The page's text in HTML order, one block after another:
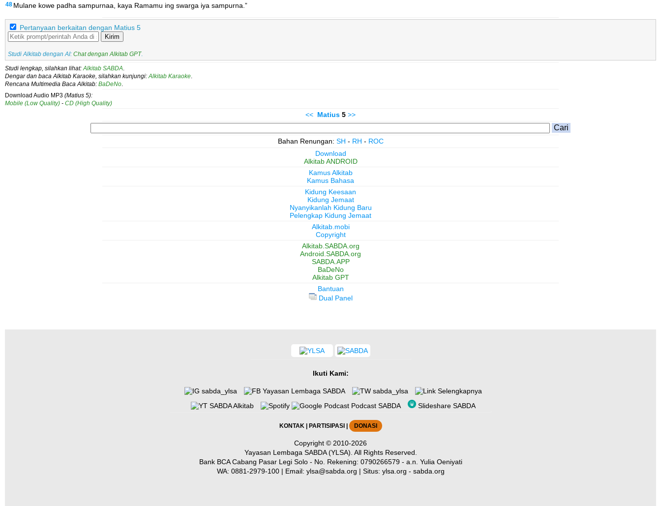
48 Mulane kowe padha sampurnaa, kaya Ramamu ing swarga iya sampurna.”
Pertanyaan berkaitan dengan Matius 5
Kirim
Studi Alkitab dengan AI: Chat dengan Alkitab GPT
Studi lengkap, silahkan lihat: Alkitab SABDA
Dengar dan baca Alkitab Karaoke, silahkan kunjungi: Alkitab Karaoke
Rencana Multimedia Baca Alkitab: BaDeNo
Download Audio MP3 (Matius 5):
Mobile (Low Quality) - CD (High Quality)
<< Matius 5 >>
Bahan Renungan: SH - RH - ROC
Download
Alkitab ANDROID
Kamus Alkitab
Kamus Bahasa
Kidung Keesaan
Kidung Jemaat
Nyanyikanlah Kidung Baru
Pelengkap Kidung Jemaat
Alkitab.mobi
Copyright
Alkitab.SABDA.org
Android.SABDA.org
SABDA.APP
BaDeNo
Alkitab GPT
Bantuan
Dual Panel
Ikuti Kami:
sabda_ylsa Yayasan Lembaga SABDA sabda_ylsa
Selengkapnya
SABDA Alkitab
Podcast SABDA Slideshare SABDA
KONTAK | PARTISIPASI| DONASI
Copyright © 2010-2026
Yayasan Lembaga SABDA (YLSA). All Rights Reserved.
Bank BCA Cabang Pasar Legi Solo - No. Rekening: 0790266579 - a.n. Yulia Oeniyati
WA: 0881-2979-100| Email: ylsa@sabda.org | Situs: ylsa.org - sabda.org